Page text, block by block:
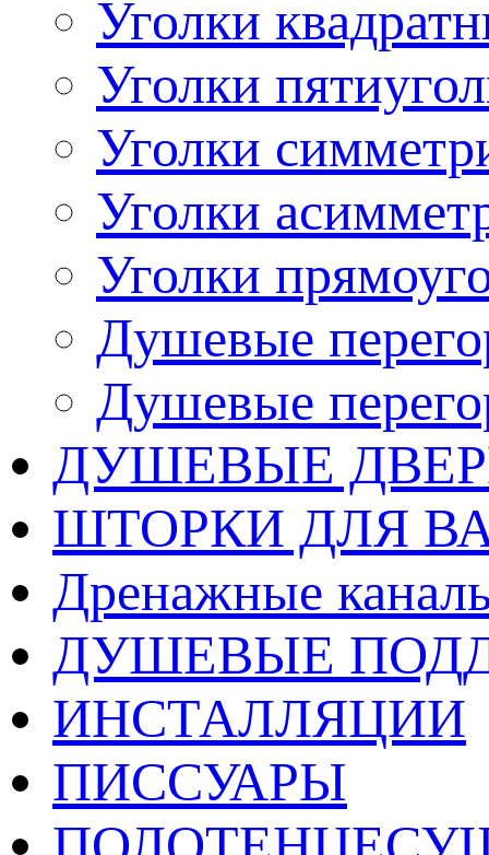
Уголки
Уголки
Уголки
Уголки
Уголки
Душевые
Душевые
ДУШЕВЫЕ
ШТОРКИ ДЛЯ
Дренажные
ДУШЕВЫЕ
ИНСТАЛЛЯЦИИ
ПИССУАРЫ